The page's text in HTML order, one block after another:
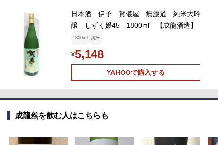
日本酒 伊予 賀儀屋 無濾過 純米大吟
醸 しずく媛45 1800ml 【成龍酒造】
1800ml 純米
¥5,148
YAHOOで購入する
成龍然を飲む人はこちらも